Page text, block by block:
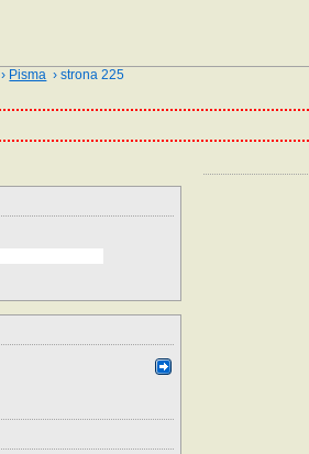
› Pisma › strona 225